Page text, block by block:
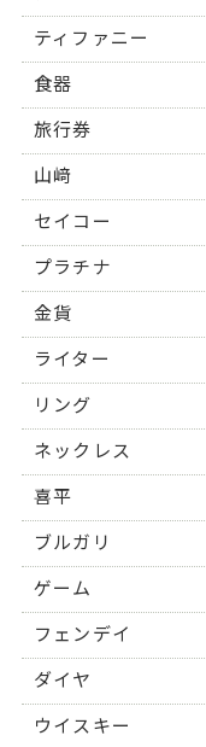
ティファニー
食器
旅行券
山﨑
セイコー
プラチナ
金貨
ライター
リング
ネックレス
喜平
ブルガリ
ゲーム
フェンデイ
ダイヤ
ウイスキー